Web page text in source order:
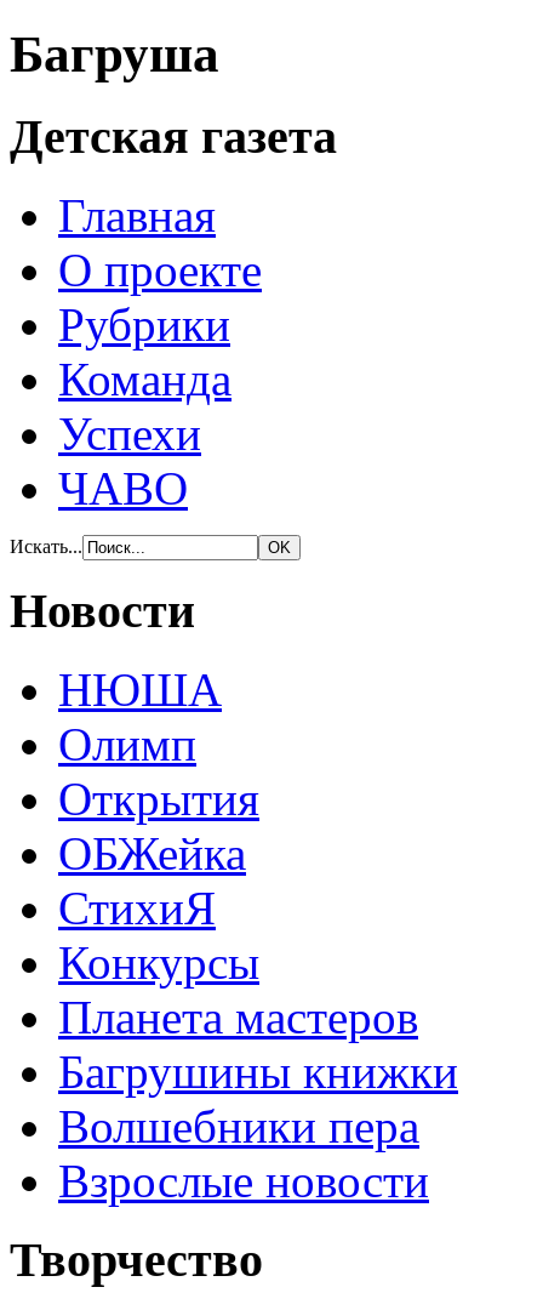
Багруша
Детская газета
Главная
О проекте
Рубрики
Команда
Успехи
ЧАВО
Искать...
Новости
НЮША
Олимп
Открытия
ОБЖейка
СтихиЯ
Конкурсы
Планета мастеров
Багрушины книжки
Волшебники пера
Взрослые новости
Творчество